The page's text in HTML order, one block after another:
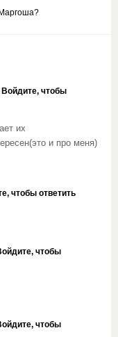
Войдите, чтобы
их
и про меня)
чтобы ответить
чтобы
чтобы